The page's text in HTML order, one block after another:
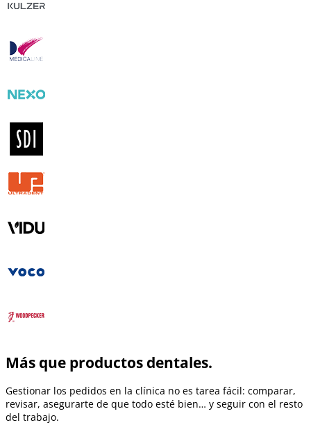
Más que productos dentales.
Gestionar los pedidos en la clínica no es tarea fácil: comparar,
revisar, asegurarte de que todo esté bien… y seguir con el resto
del trabajo.